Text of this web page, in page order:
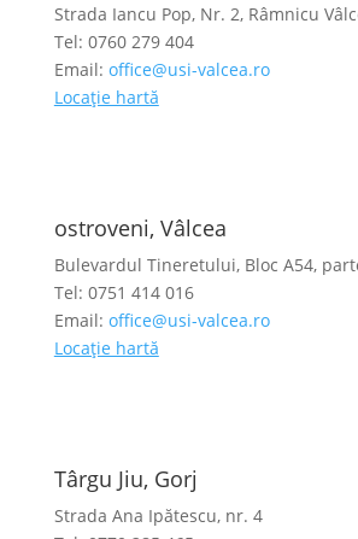
Strada Iancu Pop, Nr. 2, Râmnicu
Tel: 0760 279 404
Email: office@usi-valcea.ro
Locație hartă
ostroveni, Vâlcea
Bulevardul Tineretului, Bloc A54,
Tel: 0751 414 016
Email: office@usi-valcea.ro
Locație hartă
Târgu Jiu, Gorj
Strada Ana Ipătescu, nr. 4